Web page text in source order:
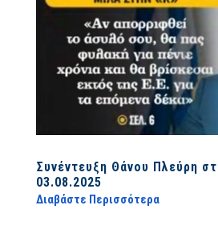
Συνέντευξη Θάνου Πλεύρη
03.08.2025
Διαβάστε Περισσότερα